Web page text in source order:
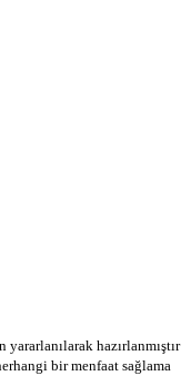
hazırlanmıştır
bir menfaat sağlama